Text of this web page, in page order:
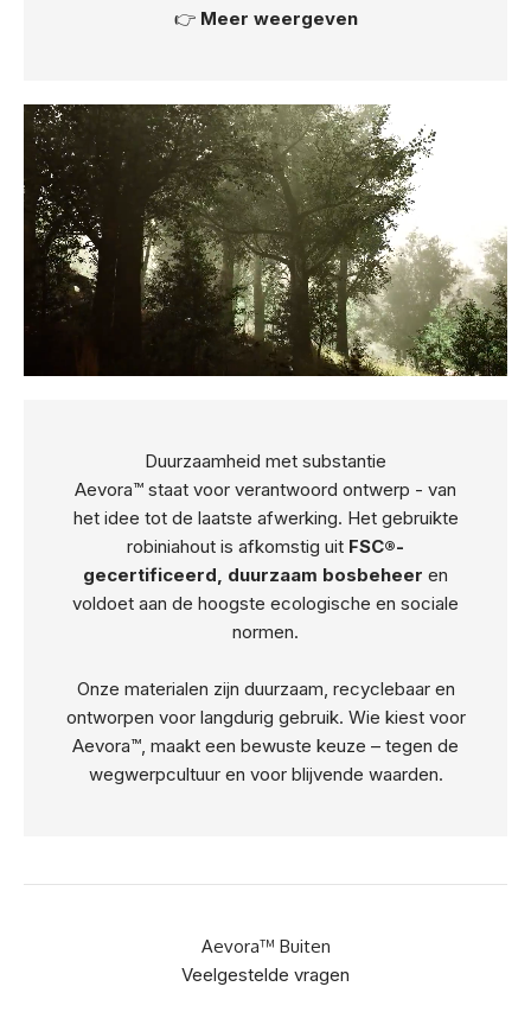
👉 Meer weergeven
Duurzaamheid met substantie
Aevora™ staat voor verantwoord ontwerp - van
het idee tot de laatste afwerking. Het gebruikte
robiniahout is afkomstig uit FSC®-
gecertificeerd, duurzaam bosbeheer en
voldoet aan de hoogste ecologische en sociale
normen.
Onze materialen zijn duurzaam, recyclebaar en
ontworpen voor langdurig gebruik. Wie kiest voor
Aevora™, maakt een bewuste keuze – tegen de
wegwerpcultuur en voor blijvende waarden.
Aevora™ Buiten
Veelgestelde vragen